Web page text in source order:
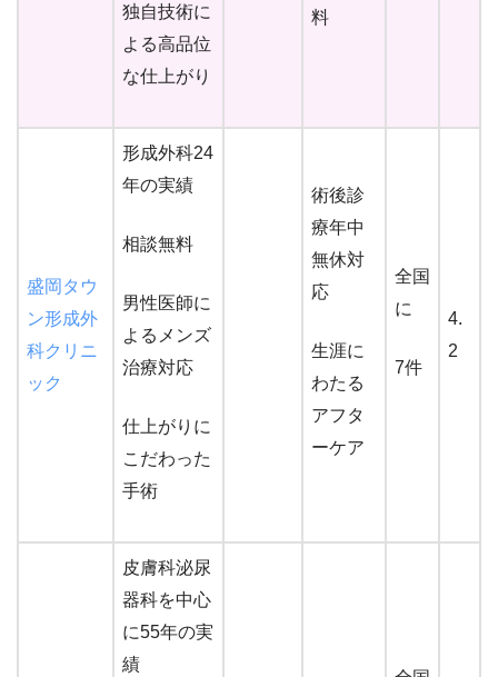
独自技術に
よる高品位
な仕上がり
料
盛岡タウ
ン形成外
科クリニ
ック
形成外科24
年の実績
相談無料
男性医師に
よるメンズ
治療対応
仕上がりに
こだわった
手術
術後診
療年中
無休対
応
生涯に
わたる
アフタ
ーケア
全国
に
7件
4.
2
皮膚科泌尿
器科を中心
に55年の実
績